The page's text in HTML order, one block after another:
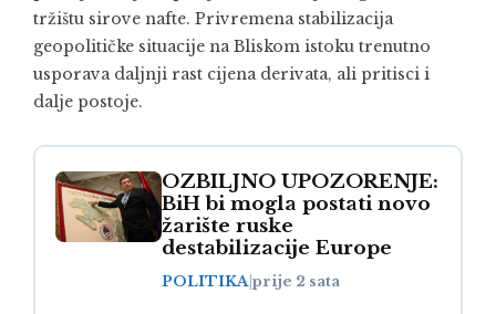
tržištu sirove nafte. Privremena stabilizacija
geopolitičke situacije na Bliskom istoku trenutno
usporava daljnji rast cijena derivata, ali pritisci i
dalje postoje.
OZBILJNO UPOZORENJE:
BiH bi mogla postati novo
žarište ruske
destabilizacije Europe
POLITIKAprije 2 sata